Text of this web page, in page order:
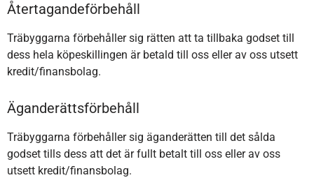
Återtagandeförbehåll
Träbyggarna förbehåller sig rätten att ta tillbaka godset till
dess hela köpeskillingen är betald till oss eller av oss utsett
kredit/finansbolag.
Äganderättsförbehåll
Träbyggarna förbehåller sig äganderätten till det sålda
godset tills dess att det är fullt betalt till oss eller av oss
utsett kredit/finansbolag.